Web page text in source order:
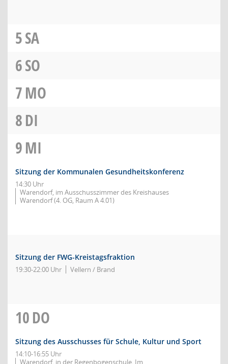
5SA
6SO
7MO
8DI
9MI
Sitzung der Kommunalen Gesundheitskonferenz
14:30 Uhr
Warendorf, im Ausschusszimmer des Kreishauses
Warendorf (4. OG, Raum A 4.01)
Sitzung der FWG-Kreistagsfraktion
19:30-22:00 Uhr Vellern / Brand
10DO
Sitzung des Ausschusses für Schule, Kultur und Sport
14:10-16:55 Uhr
Warendorf, in der Regenbogenschule, Im